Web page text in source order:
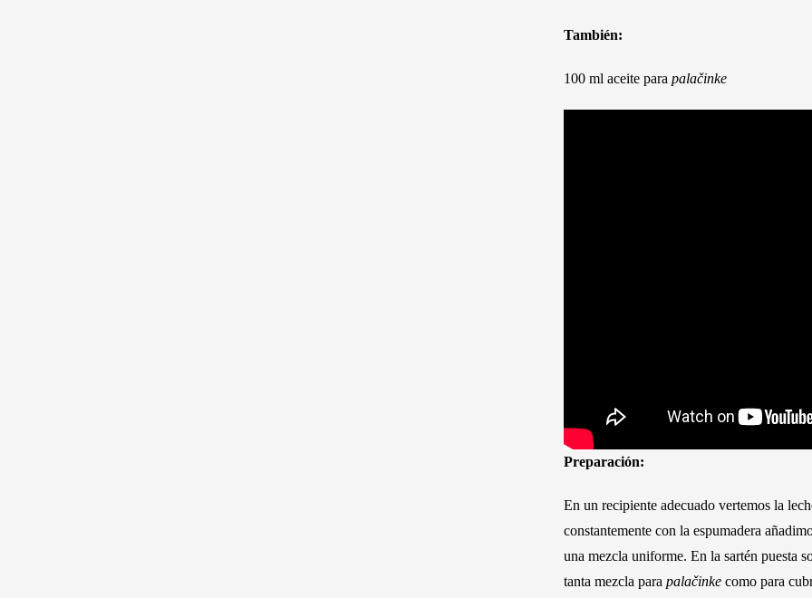
También:
100 ml aceite para palačinke
Preparación:
En un recipiente adecuado vertemos la
constantemente con la espumadera
una mezcla uniforme. En la sartén puesta
tanta mezcla para palačinkecomo para